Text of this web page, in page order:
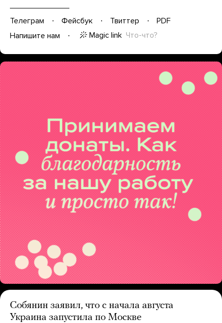
Телеграм Фейсбук Твиттер
PDF
Напишите нам
Magic link Что-что?
Собянин заявил, что с начала августа
Украина запустила по Москве